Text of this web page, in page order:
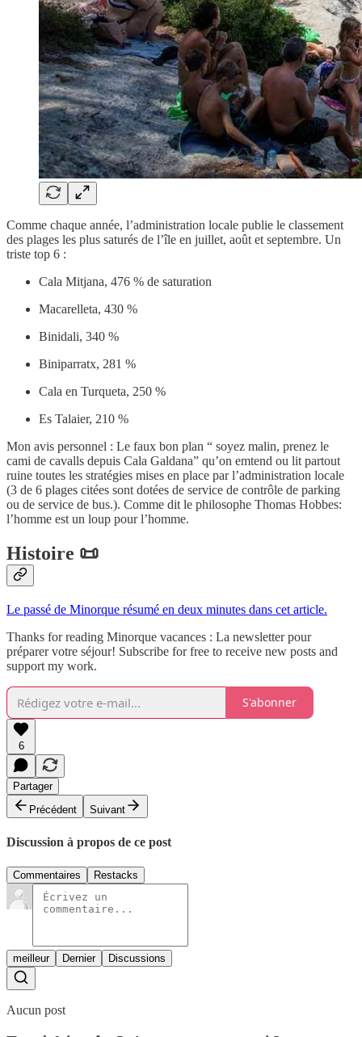
Comme chaque année, l’administration locale publie le classement
des plages les plus saturés de l’île en juillet, août et septembre. Un
triste top 6 :
Cala Mitjana, 476 % de saturation
Macarelleta, 430 %
Binidali, 340 %
Biniparratx, 281 %
Cala en Turqueta, 250 %
Es Talaier, 210 %
Mon avis personnel : Le faux bon plan “ soyez malin, prenez le
cami de cavalls depuis Cala Galdana” qu’on emtend ou lit partout
ruine toutes les stratégies mises en place par l’administration locale
(3 de 6 plages citées sont dotées de service de contrôle de parking
ou de service de bus.). Comme dit le philosophe Thomas Hobbes:
l’homme est un loup pour l’homme.
Histoire 📜
Le passé de Minorque résumé en deux minutes dans cet article.
Thanks for reading Minorque vacances : La newsletter pour
préparer votre séjour! Subscribe for free to receive new posts and
support my work.
S'abonner
6
Partager
Précédent
Suivant
Discussion à propos de ce post
Commentaires Restacks
meilleur Dernier Discussions
Aucun post